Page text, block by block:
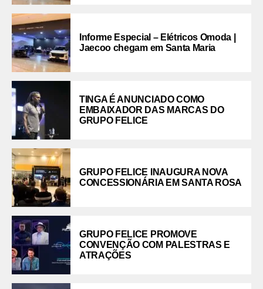
Informe Especial – Elétricos Omoda |
Jaecoo chegam em Santa Maria
TINGA É ANUNCIADO COMO
EMBAIXADOR DAS MARCAS DO
GRUPO FELICE
GRUPO FELICE INAUGURA NOVA
CONCESSIONÁRIA EM SANTA ROSA
GRUPO FELICE PROMOVE
CONVENÇÃO COM PALESTRAS E
ATRAÇÕES